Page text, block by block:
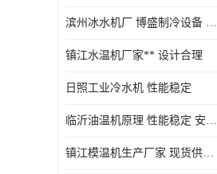
滨州冰水机厂 博盛制冷设备 安装方便
镇江水温机厂家** 设计合理
日照工业冷水机 性能稳定
临沂油温机原理 性能稳定 安装方便
镇江模温机生产厂家 现货供应 售后保障